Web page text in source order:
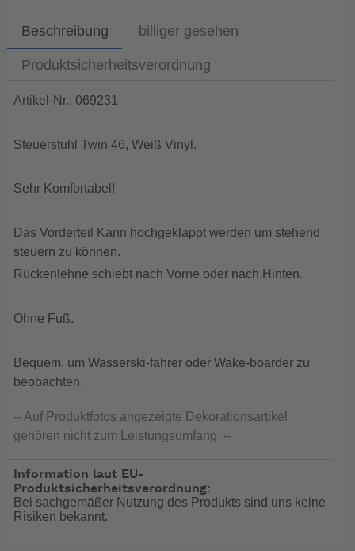
Beschreibung billiger gesehen
Produktsicherheitsverordnung
Artikel-Nr.: 069231
Steuerstuhl Twin 46, Weiß Vinyl.
Sehr Komfortabel!
Das Vorderteil Kann hochgeklappt werden um stehend
steuern zu können.
Rückenlehne schiebt nach Vorne oder nach Hinten.
Ohne Fuß.
Bequem, um Wasserski-fahrer oder Wake-boarder zu
beobachten.
-- Auf Produktfotos angezeigte Dekorationsartikel
gehören nicht zum Leistungsumfang. --
Information laut EU-
Produktsicherheitsverordnung:
Bei sachgemäßer Nutzung des Produkts sind uns keine
Risiken bekannt.